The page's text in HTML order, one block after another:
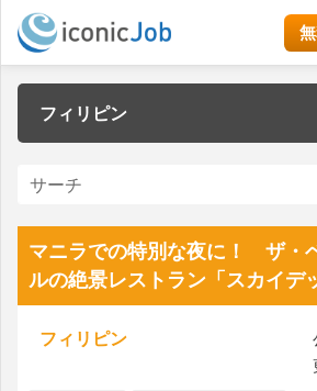
フィリピン
マニラでの特別な夜に！ ザ・
ルの絶景レストラン「スカイデ
フィリピン